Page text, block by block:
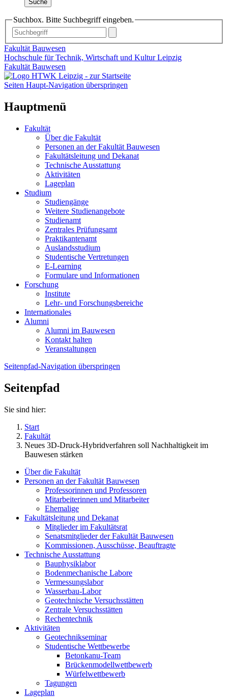
Suche
Suchbox. Bitte Suchbegriff eingeben.
Fakultät Bauwesen
Hochschule für Technik, Wirtschaft und Kultur Leipzig
Fakultät Bauwesen
Seiten Haupt-Navigation überspringen
Hauptmenü
Fakultät
Über die Fakultät
Personen an der Fakultät Bauwesen
Fakultätsleitung und Dekanat
Technische Ausstattung
Aktivitäten
Lageplan
Studium
Studiengänge
Weitere Studienangebote
Studienamt
Zentrales Prüfungsamt
Praktikantenamt
Auslandsstudium
Studentische Vertretungen
E-Learning
Formulare und Informationen
Forschung
Institute
Lehr- und Forschungsbereiche
Internationales
Alumni
Alumni im Bauwesen
Kontakt halten
Veranstaltungen
Seitenpfad-Navigation überspringen
Seitenpfad
Sie sind hier:
Start
Fakultät
Neues 3D-Druck-Hybridverfahren soll Nachhaltigkeit im
Bauwesen stärken
Über die Fakultät
Personen an der Fakultät Bauwesen
Professorinnen und Professoren
Mitarbeiterinnen und Mitarbeiter
Ehemalige
Fakultätsleitung und Dekanat
Mitglieder im Fakultätsrat
Senatsmitglieder der Fakultät Bauwesen
Kommissionen, Ausschüsse, Beauftragte
Technische Ausstattung
Bauphysiklabor
Bodenmechanische Labore
Vermessungslabor
Wasserbau-Labor
Geotechnische Versuchsstätten
Zentrale Versuchsstätten
Rechentechnik
Aktivitäten
Geotechnikseminar
Studentische Wettbewerbe
Betonkanu-Team
Brückenmodellwettbewerb
Würfelwettbewerb
Tagungen
Lageplan